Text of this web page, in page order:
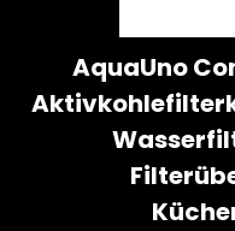
AquaUno